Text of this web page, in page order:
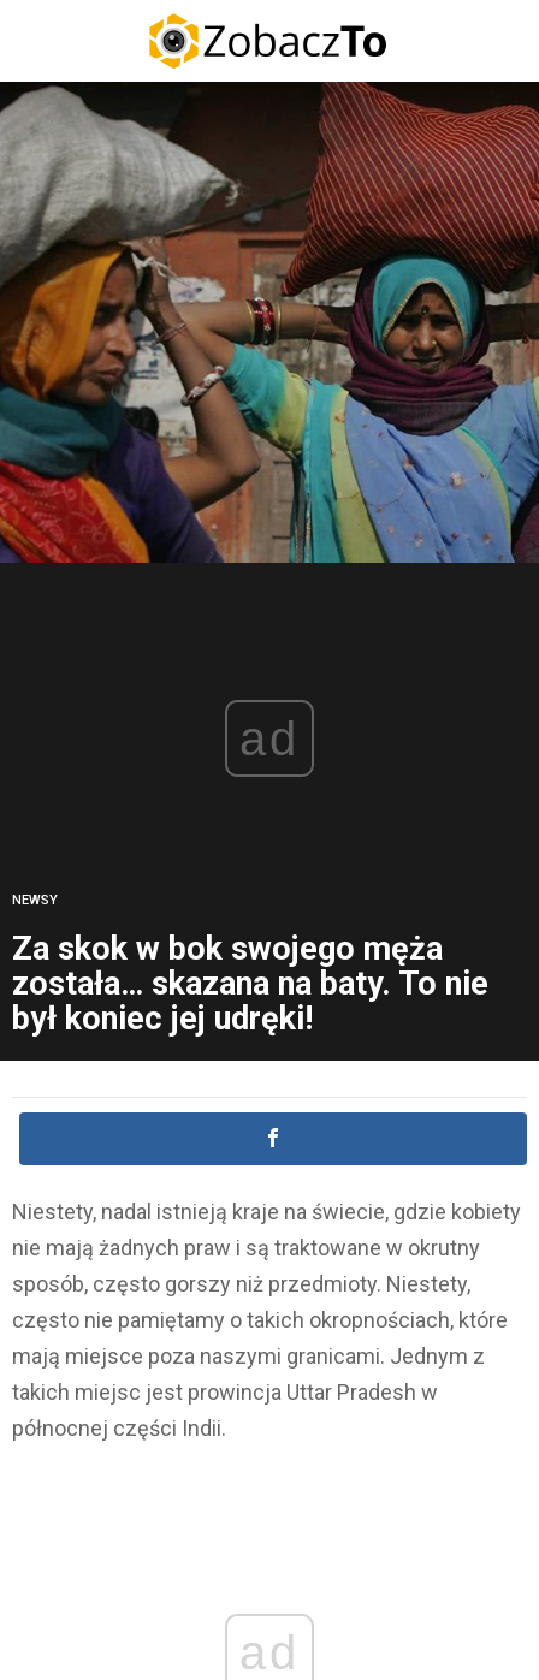
ad
NEWSY
Za skok w bok swojego męża
została… skazana na baty. To nie
był koniec jej udręki!
Niestety, nadal istnieją kraje na świecie, gdzie kobiety
nie mają żadnych praw i są traktowane w okrutny
sposób, często gorszy niż przedmioty. Niestety,
często nie pamiętamy o takich okropnościach, które
mają miejsce poza naszymi granicami. Jednym z
takich miejsc jest prowincja Uttar Pradesh w
północnej części Indii.
ad